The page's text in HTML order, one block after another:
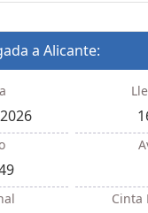
a Alicante:
Cinta